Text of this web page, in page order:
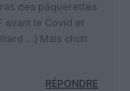
des pâquerettes
avant le Covid et
…) Mais chutt
RÉPONDRE